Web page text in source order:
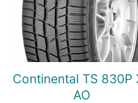
Continental TS 830P
AO